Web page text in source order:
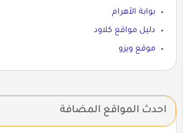
بوابة الأهرام
دليل مواقع كلاود
موقع ويزو
احدث المواقع المضافة